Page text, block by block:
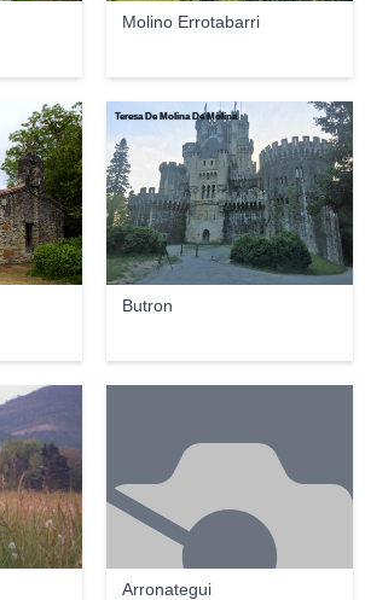
Molino Errotabarri
Butron
Teresa De Molina De Molina
Arronategui